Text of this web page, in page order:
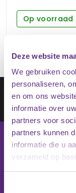
Deze website
We gebruiken
personaliseren,
en om ons
informatie over
partners voor
partners kunnen
informatie die u
verzameld op
Op voorraad